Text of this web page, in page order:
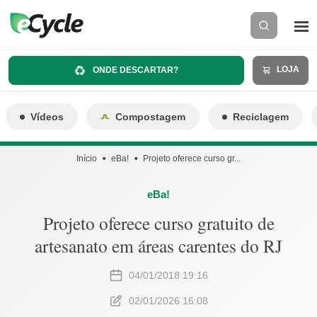
ONDE DESCARTAR? LOJA
Vídeos Compostagem Reciclagem
Início eBa! Projeto oferece curso gr...
eBa!
Projeto oferece curso gratuito de
artesanato em áreas carentes do RJ
04/01/2018 19:16
02/01/2026 16:08